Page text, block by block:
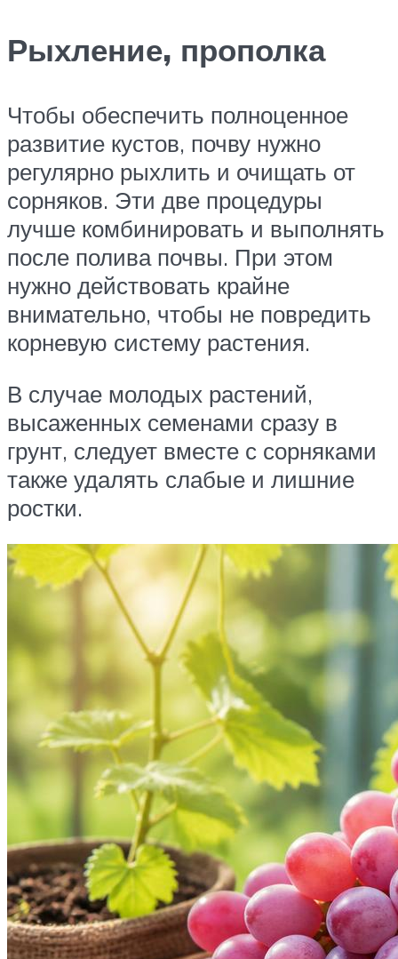
Рыхление, прополка
Чтобы обеспечить полноценное
развитие кустов, почву нужно
регулярно рыхлить и очищать от
сорняков. Эти две процедуры
лучше комбинировать и выполнять
после полива почвы. При этом
нужно действовать крайне
внимательно, чтобы не повредить
корневую систему растения.
В случае молодых растений,
высаженных семенами сразу в
грунт, следует вместе с сорняками
также удалять слабые и лишние
ростки.